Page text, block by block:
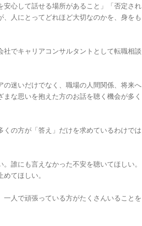
安心して話せる場所があること」「否定され
人にとってどれほど大切なのかを、身をも
社でキャリアコンサルタントとして転職相談
の迷いだけでなく、職場の人間関係、将来へ
な思いを抱えた方のお話を聴く機会が多く
の方が「答え」だけを求めているわけでは
誰にも言えなかった不安を聴いてほしい。
てほしい。
一人で頑張っている方がたくさんいることを